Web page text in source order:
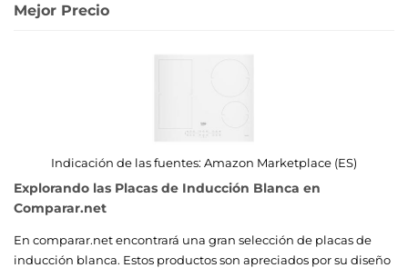
Mejor Precio
Indicación de las fuentes: Amazon Marketplace (ES)
Explorando las Placas de Inducción Blanca en
Comparar.net
En comparar.net encontrará una gran selección de placas de
inducción blanca. Estos productos son apreciados por su diseño